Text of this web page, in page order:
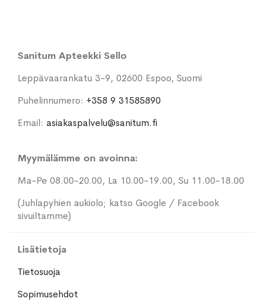
Sanitum Apteekki Sello
Leppävaarankatu 3-9, 02600 Espoo, Suomi
Puhelinnumero: +358 9 31585890
Email: asiakaspalvelu@sanitum.fi
Myymälämme on avoinna:
Ma-Pe 08.00-20.00, La 10.00-19.00, Su 11.00-18.00
(Juhlapyhien aukiolo; katso Google / Facebook
sivuiltamme)
Lisätietoja
Tietosuoja
Sopimusehdot